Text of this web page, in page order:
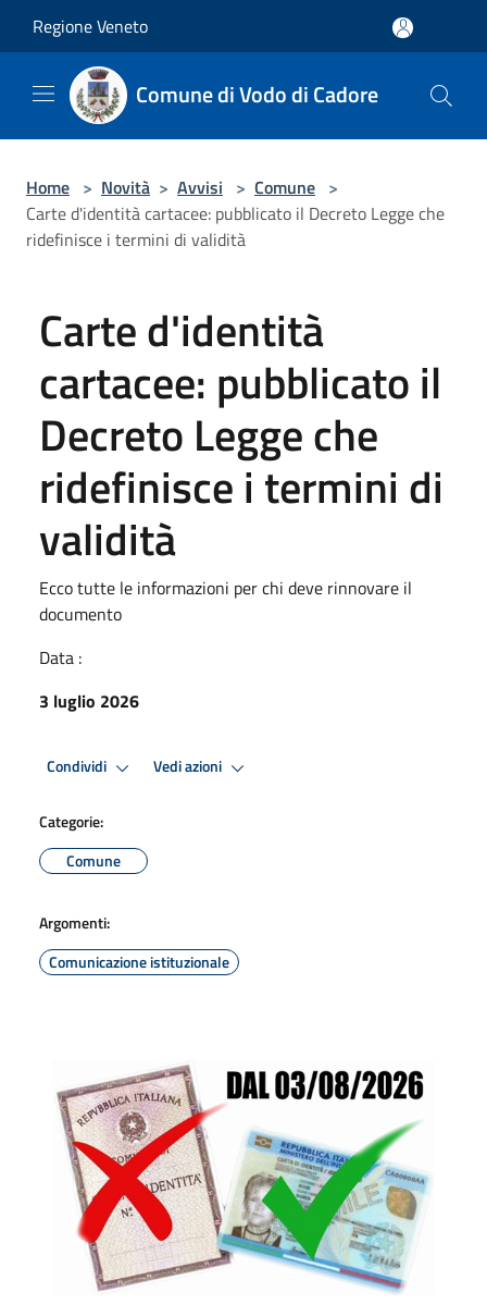
Regione Veneto
Comune di Vodo di Cadore
Home > Novità > Avvisi > Comune >
Carte d'identità cartacee: pubblicato il Decreto Legge che
ridefinisce i termini di validità
Carte d'identità
cartacee: pubblicato il
Decreto Legge che
ridefinisce i termini di
validità
Ecco tutte le informazioni per chi deve rinnovare il
documento
Data :
3 luglio 2026
Condividi Vedi azioni
Categorie:
Comune
Argomenti:
Comunicazione istituzionale